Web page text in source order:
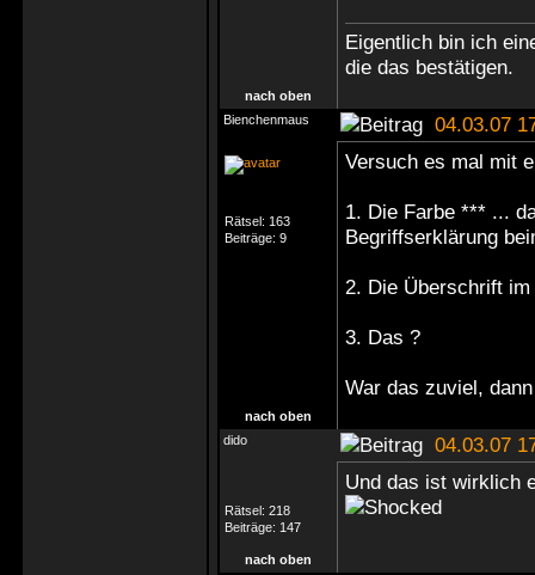
Eigentlich bin ich
die das bestätigen.
nach oben
Bienchenmaus
04.03.07
Rätsel: 163
Beiträge: 9
Versuch es mal mit
1. Die Farbe *** ...
Begriffserklärung
2. Die Überschrift
3. Das ?
War das zuviel,
nach oben
dido
04.03.07
Rätsel: 218
Beiträge: 147
Und das ist wirklich
nach oben